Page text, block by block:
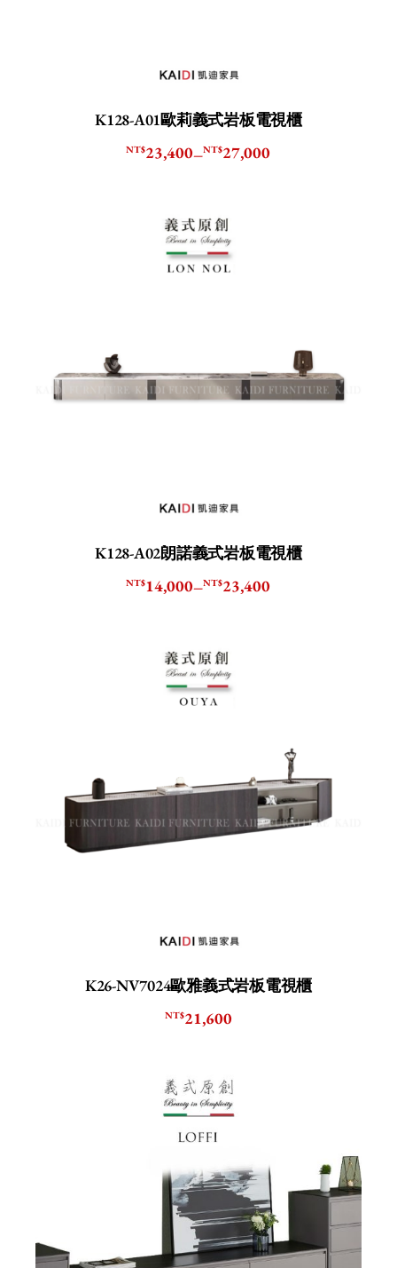
K128-A01歐莉義式岩板電視櫃
NT$23,400–NT$27,000
K128-A02朗諾義式岩板電視櫃
NT$14,000–NT$23,400
K26-NV7024歐雅義式岩板電視櫃
NT$21,600